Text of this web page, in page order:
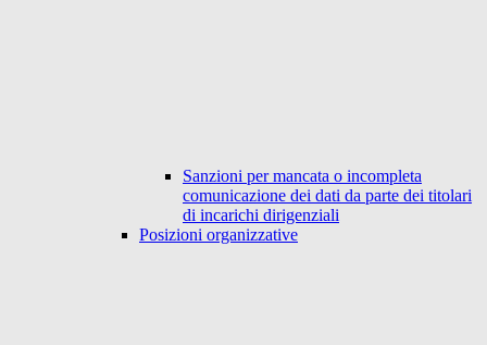
Sanzioni per mancata o incompleta
comunicazione dei dati da parte dei titolari
di incarichi dirigenziali
Posizioni organizzative